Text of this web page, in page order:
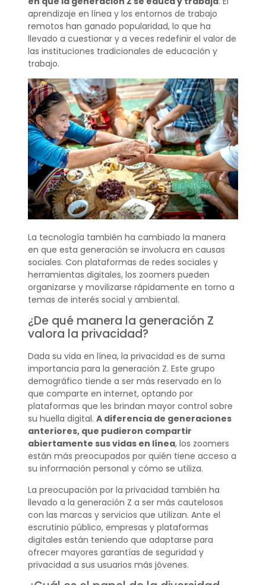
aprendizaje en línea y los entornos de trabajo
remotos han ganado popularidad, lo que ha
llevado a cuestionar y a veces redefinir el valor de
las instituciones tradicionales de educación y
trabajo.
La tecnología también ha cambiado la manera
en que esta generación se involucra en causas
sociales. Con plataformas de redes sociales y
herramientas digitales, los zoomers pueden
organizarse y movilizarse rápidamente en torno a
temas de interés social y ambiental.
¿De qué manera la generación Z
valora la privacidad?
Dada su vida en línea, la privacidad es de suma
importancia para la generación Z. Este grupo
demográfico tiende a ser más reservado en lo
que comparte en internet, optando por
plataformas que les brindan mayor control sobre
su huella digital. A diferencia de generaciones
anteriores, que pudieron compartir
abiertamente sus vidas en línea, los zoomers
están más preocupados por quién tiene acceso a
su información personal y cómo se utiliza.
La preocupación por la privacidad también ha
llevado a la generación Z a ser más cautelosos
con las marcas y servicios que utilizan. Ante el
escrutinio público, empresas y plataformas
digitales están teniendo que adaptarse para
ofrecer mayores garantías de seguridad y
privacidad a sus usuarios más jóvenes.